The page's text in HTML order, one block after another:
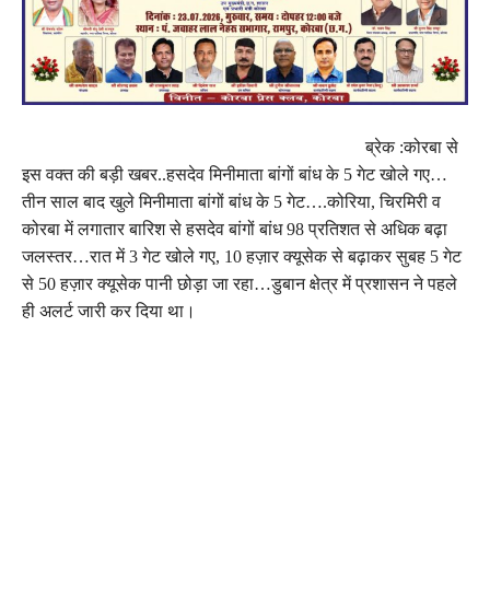
ब्रेक :कोरबा से
इस वक्त की बड़ी खबर..हसदेव मिनीमाता बांगों बांध के 5 गेट खोले गए…
तीन साल बाद खुले मिनीमाता बांगों बांध के 5 गेट….कोरिया, चिरमिरी व
कोरबा में लगातार बारिश से हसदेव बांगों बांध 98 प्रतिशत से अधिक बढ़ा
जलस्तर…रात में 3 गेट खोले गए, 10 हज़ार क्यूसेक से बढ़ाकर सुबह 5 गेट
से 50 हज़ार क्यूसेक पानी छोड़ा जा रहा…डुबान क्षेत्र में प्रशासन ने पहले
ही अलर्ट जारी कर दिया था।